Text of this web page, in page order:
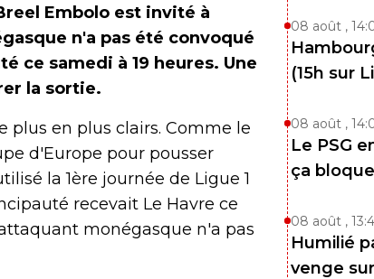
Embolo est invité à
n'a pas été convoqué
ce samedi à 19 heures. Une
la sortie.
plus en plus clairs. Comme le
d'Europe pour pousser
la 1ère journée de Ligue 1
recevait Le Havre ce
monégasque n'a pas
08 août ,
(15h sur
08 août ,
Le PSG
ça
08 août ,
Humilié
venge